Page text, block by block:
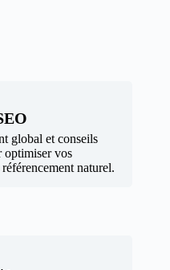
global et conseils
optimiser vos
naturel.